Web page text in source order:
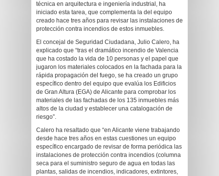
técnica en arquitectura e ingeniería industrial, ha
iniciado esta tarea, que complementa la del equipo
creado hace tres años para revisar las instalaciones de
protección contra incendios de estos inmuebles.
El concejal de Seguridad Ciudadana, Julio Calero, ha
explicado que “tras el dramático incendio de Valencia
que ha costado la vida de 10 personas y el papel que
jugaron los materiales colocados en la fachada para la
rápida propagación del fuego, se ha creado un grupo
específico dentro del equipo que evalúa los Edificios
de Gran Altura (EGA) de Alicante para comprobar los
materiales de las fachadas de los 135 inmuebles más
altos de la ciudad y establecer una catalogación de
riesgo”.
Calero ha resaltado que “en Alicante viene trabajando
desde hace tres años en estas cuestiones un equipo
específico encargado de revisar de forma periódica las
instalaciones de protección contra incendios (columna
seca para el suministro seguro de agua en todas las
plantas, salidas de incendios, indicadores, extintores,